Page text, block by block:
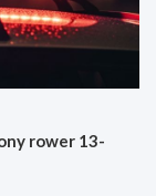
rower 13-